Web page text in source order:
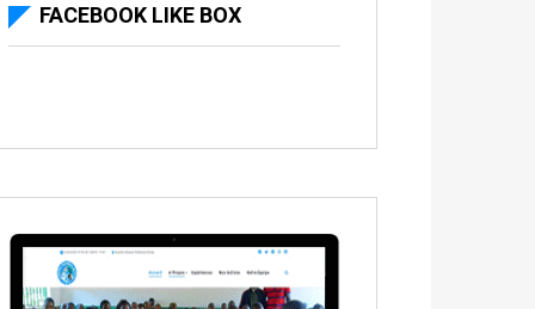
FACEBOOK LIKE BOX